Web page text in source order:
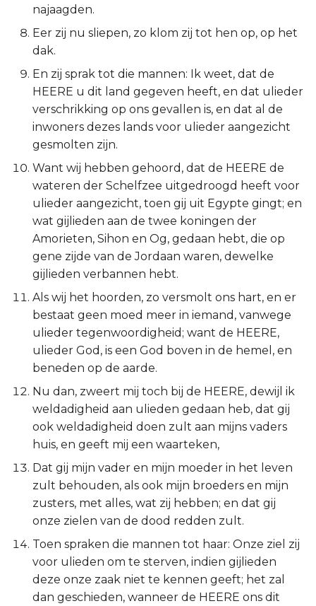
Jakobus
1 Petrus
2 Petrus
1 Johannes
2 Johannes
3 Johannes
Judas
Openbaring
najaagden.
Eer zij nu sliepen, zo klom zij tot hen op, op het
dak.
En zij sprak tot die mannen: Ik weet, dat de
HEERE u dit land gegeven heeft, en dat ulieder
verschrikking op ons gevallen is, en dat al de
inwoners dezes lands voor ulieder aangezicht
gesmolten zijn.
Want wij hebben gehoord, dat de HEERE de
wateren der Schelfzee uitgedroogd heeft voor
ulieder aangezicht, toen gij uit Egypte gingt; en
wat gijlieden aan de twee koningen der
Amorieten, Sihon en Og, gedaan hebt, die op
gene zijde van de Jordaan waren, dewelke
gijlieden verbannen hebt.
Als wij het hoorden, zo versmolt ons hart, en er
bestaat geen moed meer in iemand, vanwege
ulieder tegenwoordigheid; want de HEERE,
ulieder God, is een God boven in de hemel, en
beneden op de aarde.
Nu dan, zweert mij toch bij de HEERE, dewijl ik
weldadigheid aan ulieden gedaan heb, dat gij
ook weldadigheid doen zult aan mijns vaders
huis, en geeft mij een waarteken,
Dat gij mijn vader en mijn moeder in het leven
zult behouden, als ook mijn broeders en mijn
zusters, met alles, wat zij hebben; en dat gij
onze zielen van de dood redden zult.
Toen spraken die mannen tot haar: Onze ziel zij
voor ulieden om te sterven, indien gijlieden
deze onze zaak niet te kennen geeft; het zal
dan geschieden, wanneer de HEERE ons dit